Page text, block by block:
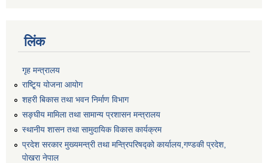
लिंक
गृह मन्त्रालय
राष्टि्ृय योजना आयोग
शहरी बिकास तथा भवन निर्माण विभाग
सङ्घीय मामिला तथा सामान्य प्रशासन मन्त्रालय
स्थानीय शासन तथा सामुदायिक विकास कार्यक्रम
प्रदेश सरकार मुख्यमन्त्री तथा मन्त्रिपरिषद्को कार्यालय,गण्डकी प्रदेश,
पाेखरा नेपाल